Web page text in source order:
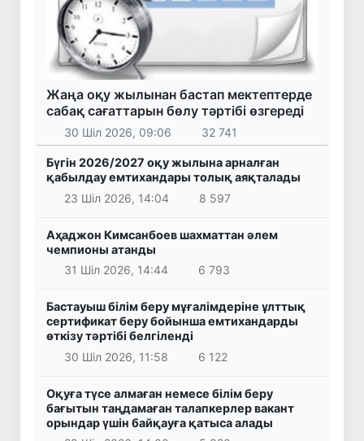
Жаңа оқу жылынан бастап мектептерде
сабақ сағаттарын бөлу тәртібі өзгереді
30 Шіл 2026, 09:06 32 741
Бүгін 2026/2027 оқу жылына арналған
қабылдау емтихандары толық аяқталады
23 Шіл 2026, 14:04
8 597
Аҳаджон Кимсанбоев шахматтан әлем
чемпионы атанды
31 Шіл 2026, 14:44
6 793
Бастауыш білім беру мұғалімдеріне ұлттық
сертификат беру бойынша емтихандарды
өткізу тәртібі белгіленді
30 Шіл 2026, 11:58
6 122
Оқуға түсе алмаған немесе білім беру
бағытын таңдамаған талапкерлер вакант
орындар үшін байқауға қатыса алады